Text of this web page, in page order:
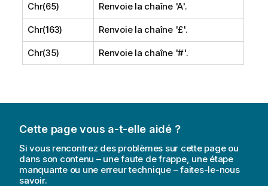
Chr(65) Renvoie la chaîne 'A'.
Chr(163) Renvoie la chaîne '£'.
Chr(35) Renvoie la chaîne '#'.
Cette page vous a-t-elle aidé ?
Si vous rencontrez des problèmes sur cette page ou
dans son contenu – une faute de frappe, une étape
manquante ou une erreur technique – faites-le-nous
savoir.